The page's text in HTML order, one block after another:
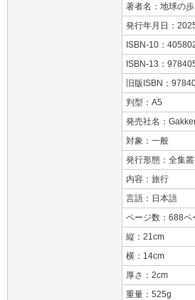
著者名：地球の歩
発行年月日：
ISBN-10：
ISBN-13：
旧版ISBN：
判型：A5
発売社名：
対象：一般
発行形態：全集
内容：旅行
言語：日本語
ページ数：688ペ
縦：21cm
横：14cm
厚さ：2cm
重量：525g